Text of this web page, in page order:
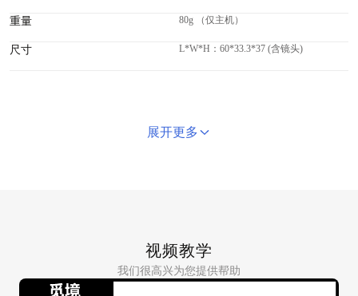
重量 80g （仅主机）
尺寸 L*W*H：60*33.3*37 (含镜头)
展开更多
视频教学
我们很高兴为您提供帮助